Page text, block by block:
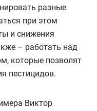
разные
при этом
и снижения
– работать над
которые позволят
пестицидов.
Виктор